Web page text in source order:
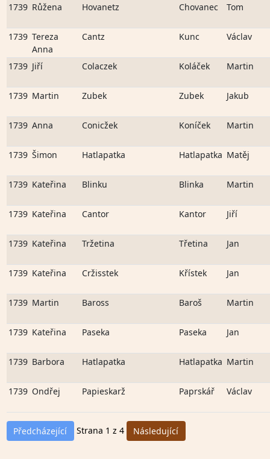
1739 Růžena Hovanetz Chovanec Tom
1739 Tereza
Anna
Cantz Kunc Václav
1739 Jiří Colaczek Koláček Martin
1739 Martin Zubek Zubek Jakub
1739 Anna Conicžek Koníček Martin
1739 Šimon Hatlapatka Hatlapatka Matěj
1739 Kateřina Blinku Blinka Martin
1739 Kateřina Cantor Kantor Jiří
1739 Kateřina Tržetina Třetina Jan
1739 Kateřina Cržisstek Křístek Jan
1739 Martin Baross Baroš Martin
1739 Kateřina Paseka Paseka Jan
1739 Barbora Hatlapatka Hatlapatka Martin
1739 Ondřej Papieskarž Paprskář Václav
Předcházející Strana 1 z 4 Následující